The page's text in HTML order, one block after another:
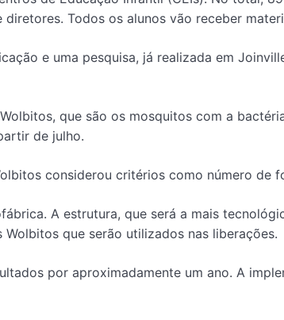
Todos os alunos vão receber
e uma pesquisa, já realizada em
que são os mosquitos com a
de julho.
considerou critérios como número de
A estrutura, que será a mais
que serão utilizados nas liberações.
por aproximadamente um ano. A